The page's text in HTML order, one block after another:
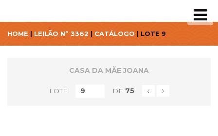
HOME | LEILÃO Nº 3362 | CATÁLOGO | LOTE 9
CASA DA MÃE JOANA
LOTE DE 75 ‹ ›